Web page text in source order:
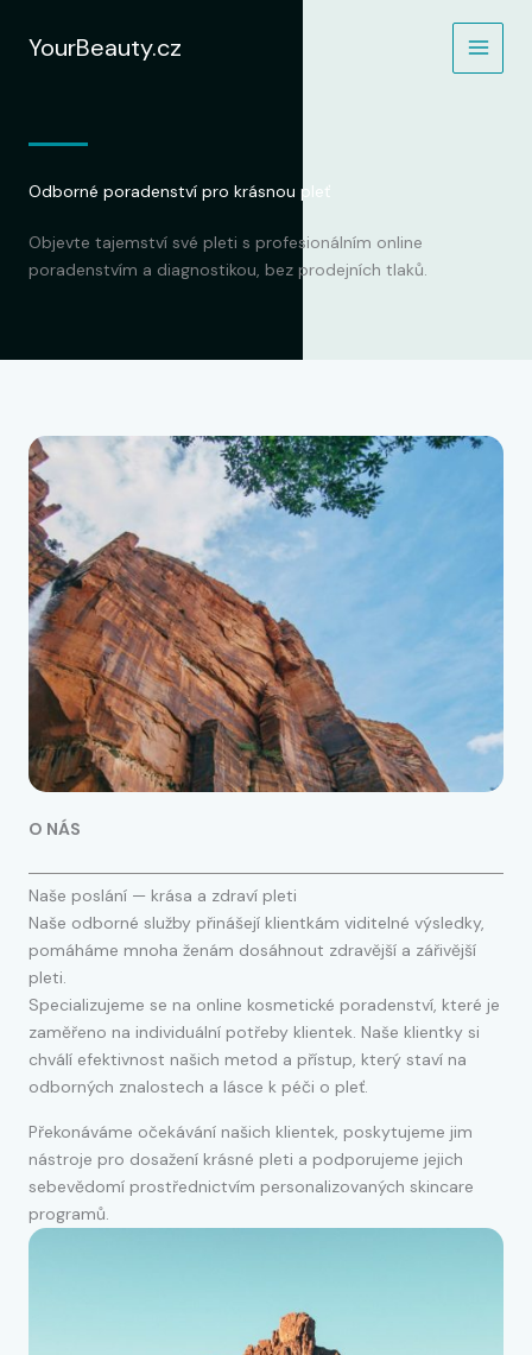
YourBeauty.cz
Odborné poradenství pro krásnou pleť
Objevte tajemství své pleti s profesionálním online
poradenstvím a diagnostikou, bez prodejních tlaků.
O NÁS
Naše poslání — krása a zdraví pleti
Naše odborné služby přinášejí klientkám viditelné výsledky,
pomáháme mnoha ženám dosáhnout zdravější a zářivější
pleti.
Specializujeme se na online kosmetické poradenství, které je
zaměřeno na individuální potřeby klientek. Naše klientky si
chválí efektivnost našich metod a přístup, který staví na
odborných znalostech a lásce k péči o pleť.
Překonáváme očekávání našich klientek, poskytujeme jim
nástroje pro dosažení krásné pleti a podporujeme jejich
sebevědomí prostřednictvím personalizovaných skincare
programů.